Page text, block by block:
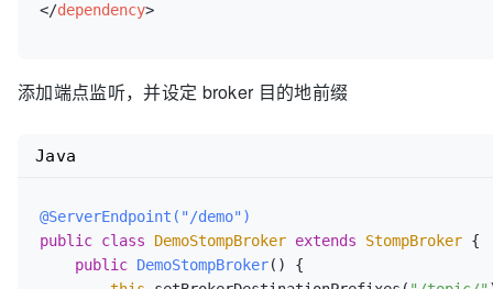
</dependency>
添加端点监听，并设定 broker 目的地前缀
@ServerEndpoint("/demo")
public class DemoStompBroker extends StompBroker {
public DemoStompBroker()
{
Java